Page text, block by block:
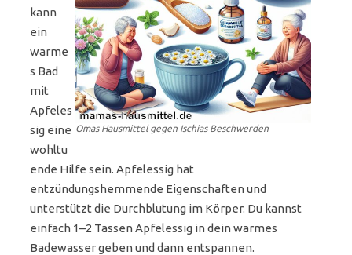
Omas Hausmittel gegen Ischias Beschwerden
kann
ein
warme
s Bad
mit
Apfeles
sig eine
wohltu
ende Hilfe sein. Apfelessig hat
entzündungshemmende Eigenschaften und
unterstützt die Durchblutung im Körper. Du kannst
einfach 1–2 Tassen Apfelessig in dein warmes
Badewasser geben und dann entspannen.